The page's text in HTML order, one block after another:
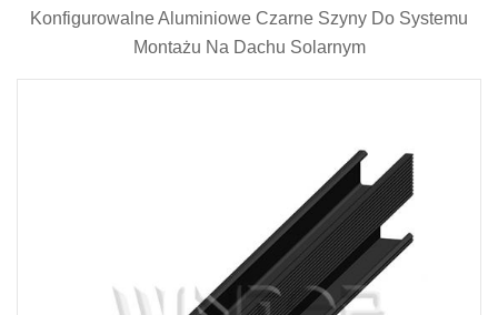
Konfigurowalne Aluminiowe Czarne Szyny Do Systemu
Montażu Na Dachu Solarnym